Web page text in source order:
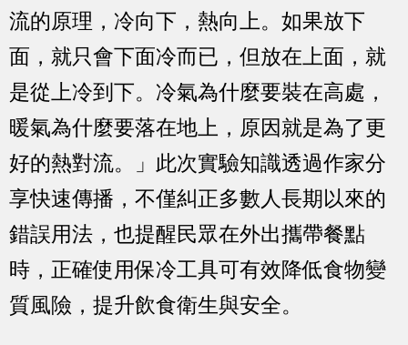
流的原理，冷向下，熱向上。如果放下
面，就只會下面冷而已，但放在上面，就
是從上冷到下。冷氣為什麼要裝在高處，
暖氣為什麼要落在地上，原因就是為了更
好的熱對流。」此次實驗知識透過作家分
享快速傳播，不僅糾正多數人長期以來的
錯誤用法，也提醒民眾在外出攜帶餐點
時，正確使用保冷工具可有效降低食物變
質風險，提升飲食衛生與安全。